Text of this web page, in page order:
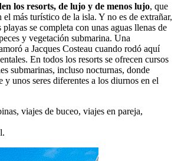
los resorts, de lujo y de menos lujo, que
más turístico de la isla. Y no es de extrañar,
playas se completa con unas aguas llenas de
y vegetación submarina. Una
a Jacques Costeau cuando rodó aquí
En todos los resorts se ofrecen cursos
submarinas, incluso nocturnas, donde
y unos seres diferentes a los diurnos en el